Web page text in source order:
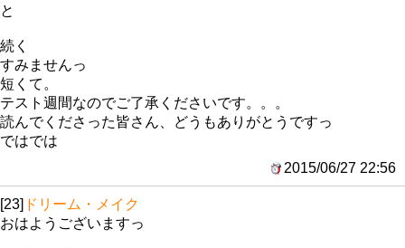
と
続く
すみませんっ
短くて。
テスト週間なのでご了承くださいです。。。
読んでくださった皆さん、どうもありがとうですっ
ではでは
2015/06/27 22:56
[23] ドリーム・メイク
おはようございますっ